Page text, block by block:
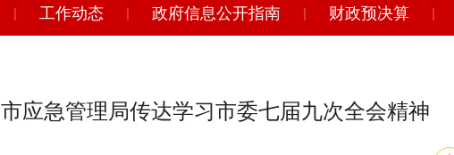
| 工作动态 | 政府信息公开指南 | 财政预决算 |
市应急管理局传达学习市委七届九次全会精神